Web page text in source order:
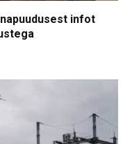
infot